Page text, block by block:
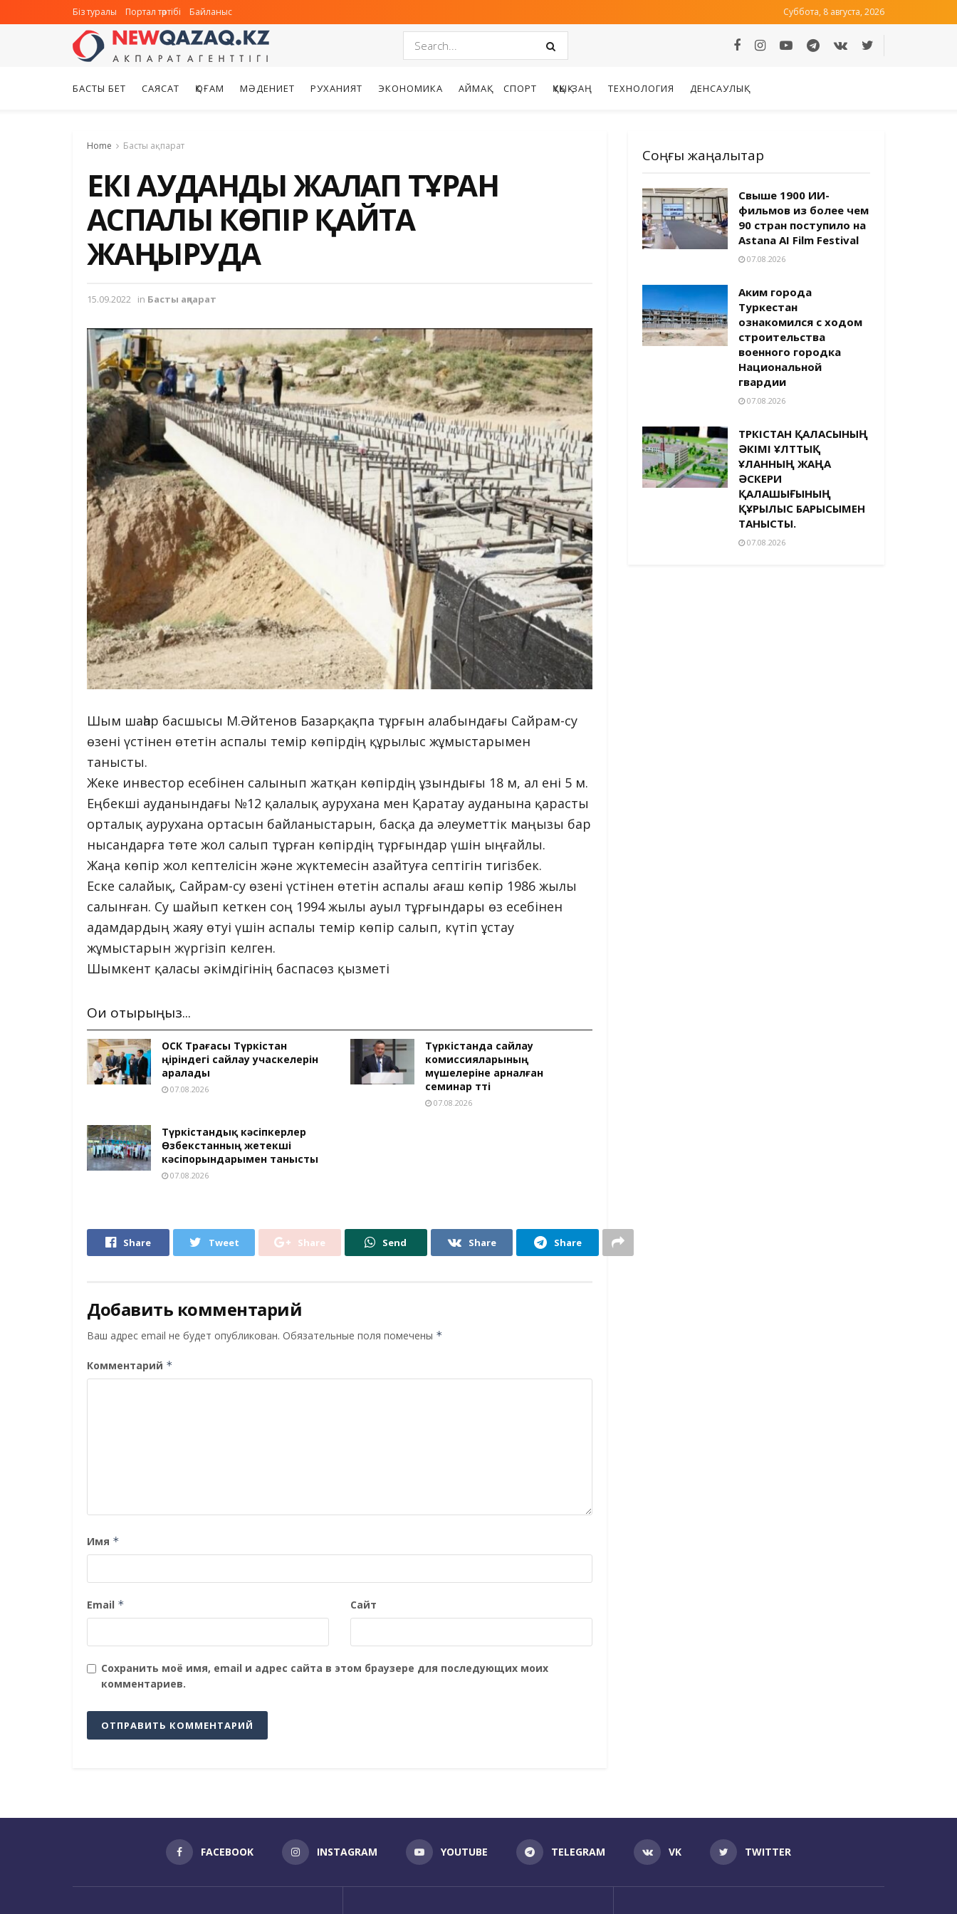
Біз туралы Портал тәртібі Байланыс Суббота, 8 августа, 2026
БАСТЫ БЕТ САЯСАТ ҚОҒАМ МӘДЕНИЕТ РУХАНИЯТ ЭКОНОМИКА АЙМАҚ СПОРТ ҚҰҚЫҚ-ЗАҢ ТЕХНОЛОГИЯ ДЕНСАУЛЫҚ
Home Басты ақпарат
ЕКІ АУДАНДЫ ЖАЛҒАП ТҰРҒАН
АСПАЛЫ КӨПІР ҚАЙТА
ЖАҢҒЫРУДА
15.09.2022 in Басты ақпарат
Шым шаһар басшысы М.Әйтенов Базарқақпа тұрғын алабындағы Сайрам-су
өзені үстінен өтетін аспалы темір көпірдің құрылыс жұмыстарымен
танысты.
Жеке инвестор есебінен салынып жатқан көпірдің ұзындығы 18 м, ал ені 5 м.
Еңбекші ауданындағы №12 қалалық аурухана мен Қаратау ауданына қарасты
орталық аурухана ортасын байланыстарын, басқа да әлеуметтік маңызы бар
нысандарға төте жол салып тұрған көпірдің тұрғындар үшін ыңғайлы.
Жаңа көпір жол кептелісін және жүктемесін азайтуға септігін тигізбек.
Еске салайық, Сайрам-су өзені үстінен өтетін аспалы ағаш көпір 1986 жылы
салынған. Су шайып кеткен соң 1994 жылы ауыл тұрғындары өз есебінен
адамдардың жаяу өтуі үшін аспалы темір көпір салып, күтіп ұстау
жұмыстарын жүргізіп келген.
Шымкент қаласы әкімдігінің баспасөз қызметі
Оқи отырыңыз...
ОСК Төрағасы Түркістан
өңіріндегі сайлау учаскелерін
аралады
07.08.2026
Түркістанда сайлау
комиссияларының
мүшелеріне арналған
семинар өтті
07.08.2026
Түркістандық кәсіпкерлер
Өзбекстанның жетекші
кәсіпорындарымен танысты
07.08.2026
Share Tweet Share Send Share Share
Добавить комментарий
Ваш адрес email не будет опубликован. Обязательные поля помечены *
Комментарий *
Имя *
Email * Сайт
Сохранить моё имя, email и адрес сайта в этом браузере для последующих моих
комментариев.
Соңғы жаңалықтар
Свыше 1900 ИИ-
фильмов из более чем
90 стран поступило на
Astana AI Film Festival
07.08.2026
Аким города
Туркестан
ознакомился с ходом
строительства
военного городка
Национальной
гвардии
07.08.2026
ТҮРКІСТАН ҚАЛАСЫНЫҢ
ӘКІМІ ҰЛТТЫҚ
ҰЛАННЫҢ ЖАҢА
ӘСКЕРИ
ҚАЛАШЫҒЫНЫҢ
ҚҰРЫЛЫС БАРЫСЫМЕН
ТАНЫСТЫ.
07.08.2026
FACEBOOK INSTAGRAM YOUTUBE TELEGRAM VK TWITTER